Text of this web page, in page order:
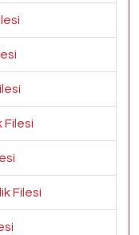
Filesi
Filesi